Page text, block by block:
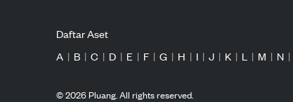
Daftar Aset
A | B | C | D | E | F | G | H | I | J | K | L | M | N |
©2026Pluang. All rights reserved.